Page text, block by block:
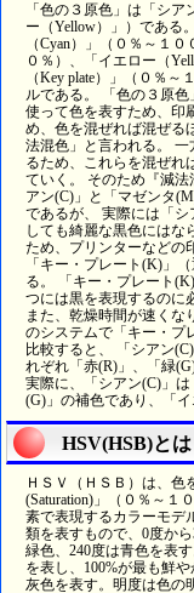
「色の３原色」は「シア
ー（Yellow）」）である
（Cyan）」（０％～１
０％）、「イエロー（
（Key plate）」（０％
ルである。 「色の３原
使って色を表すため、印
め、色を混ぜれば混ぜる
法混色」と言われる。
るため、これらを混ぜれ
ていく。 そのため『減
アン(C)」と「マゼンタ
であるが、 実際には「
しても綺麗な黒色にはな
ため、プリンターなどの
「キー・プレート(K)」
る。 「キー・プレート
つには黒を表現するのに
また、乾燥時間が速くなり
のシステムで「キー・プ
比較すると、 「シアン
れぞれ「赤(R)」、「緑
実際に、「シアン(C)」
(G)」の補色であり、「
HSV(HSB)とは
ＨＳＶ（ＨＳＢ）は、色
(Saturation)」（０％～１
素で表現するカラーモデ
類を表すもので、0度か
緑色、240度は青色を表
を表し、100%が最も鮮
灰色を表す。明度は色の